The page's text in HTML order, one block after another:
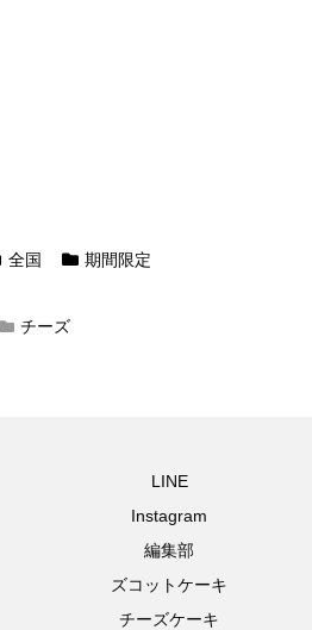
全国 期間限定
チーズ
LINE
Instagram
編集部
ズコットケーキ
チーズケーキ